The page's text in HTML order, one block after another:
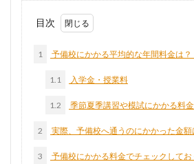
目次
1 予備校にかかる平均的な年間料金は
1.1 入学金・授業料
1.2 季節夏季講習や模試にかかる料金
2 実際、予備校へ通うのにかかった金額
3 予備校にかかる料金でチェックしてお